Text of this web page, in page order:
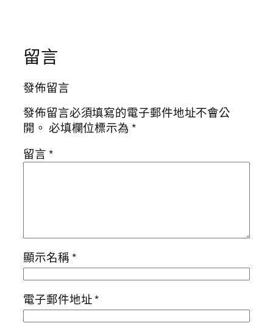
留言
發佈留言
發佈留言必須填寫的電子郵件地址不會公
開。 必填欄位標示為*
留言*
顯示名稱*
電子郵件地址*